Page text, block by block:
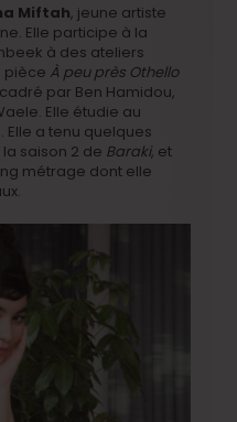
Miftah, jeune artiste
Elle participe à la
à des ateliers
pièce À peu près Othello
par Ben Hamidou,
Elle étudie au
Elle a tenu quelques
saison 2 de Baraki, et
métrage dont elle